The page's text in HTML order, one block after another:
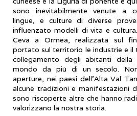
sono inevitabilmente venute a
lingue, e culture di diverse
influenzato modelli di vita e
Ceva a Ormea, realizzata sul
portato sul territorio le industrie e il
collegamento degli abitanti
mondo da più di un secolo.
aperture, nei paesi dell’Alta Val
alcune tradizioni e manifestazioni
sono riscoperte altre che hanno
valorizzano la nostra storia.